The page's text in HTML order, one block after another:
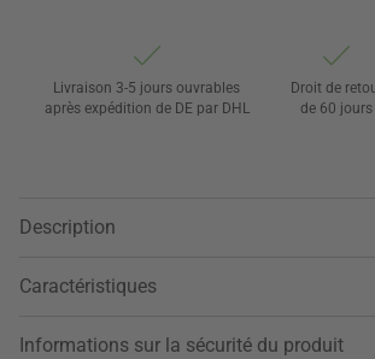
Livraison 3-5 jours ouvrables
après expédition de DE par DHL
Droit de
de 60 jours
Description
Caractéristiques
Informations sur la sécurité du produit